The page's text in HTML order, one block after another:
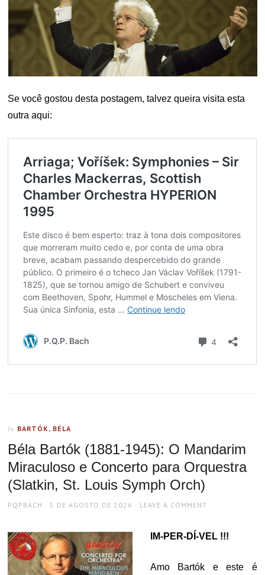
Se você gostou desta postagem, talvez queira visita esta
outra aqui:
In BARTÓK, BÉLA
Béla Bartók (1881-1945): O Mandarim
Miraculoso e Concerto para Orquestra
(Slatkin, St. Louis Symph Orch)
AUTHOR
PQPBACH
POSTED
5 DE AGOSTO DE 2026 LEAVE A COMMENT
IM-PER-DÍ-VEL !!!
Amo Bartók e este é